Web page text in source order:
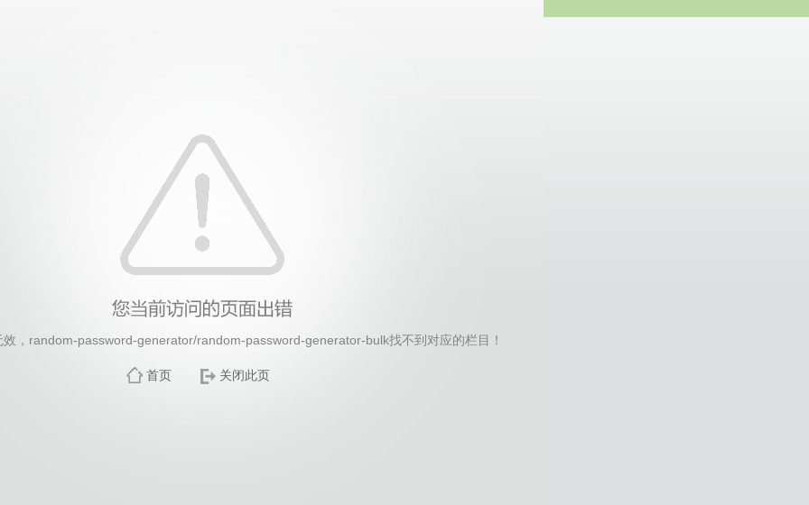
，random-password-generator/random-password-generator-bulk找不到对应的栏目！
首页 关闭此页